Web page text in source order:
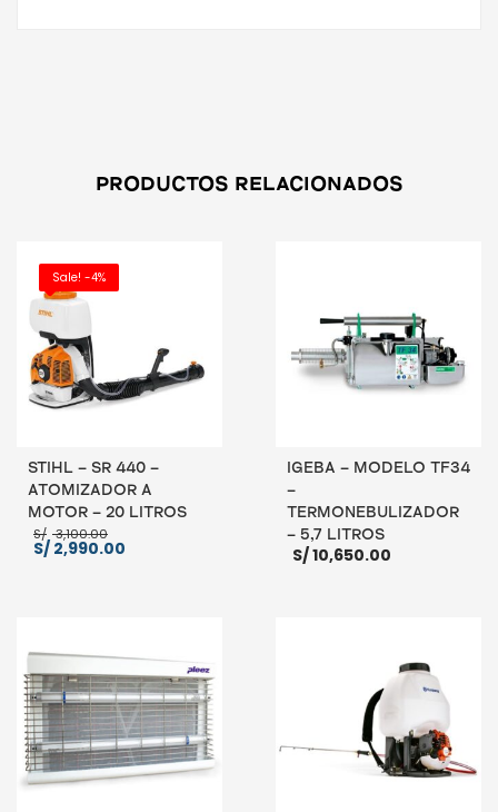
PRODUCTOS RELACIONADOS
Sale! -4%
STIHL – SR 440 –
ATOMIZADOR A
MOTOR – 20 LITROS
S/ 3,100.00
precio
S/ 2,990.00
IGEBA – MODELO TF34
–
TERMONEBULIZADOR
– 5,7 LITROS
S/10,650.00